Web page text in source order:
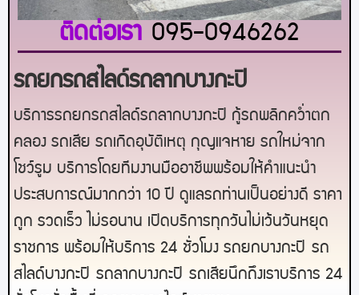
ติดต่อเรา 095-0946262
รถยกรถสไลด์รถลากบางกะปิ
บริการรถยกรถสไลด์รถลากบางกะปิ กู้รถพลิกคว่ำตก
คลอง รถเสีย รถเกิดอุบัติเหตุ กุญแจหาย รถใหม่จาก
โชว์รูม บริการโดยทีมงานมืออาชีพพร้อมให้คำแนะนำ
ประสบการณ์มากกว่า 10 ปี ดูแลรถท่านเป็นอย่างดี ราคา
ถูก รวดเร็ว ไม่รอนาน เปิดบริการทุกวันไม่เว้นวันหยุด
ราชการ พร้อมให้บริการ 24 ชั่วโมง รถยกบางกะปิ รถ
สไลด์บางกะปิ รถลากบางกะปิ รถเสียนึกถึงเราบริการ 24